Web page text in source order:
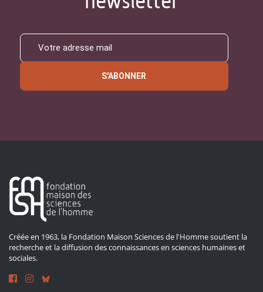
S'ABONNER
Créée en 1963, la Fondation Maison Sciences de l'Homme soutient la
recherche et la diffusion des connaissances en sciences humaines et
sociales.